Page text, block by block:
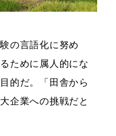
の言語化に努め
ために属人的にな
的だ。「田舎から
企業への挑戦だと